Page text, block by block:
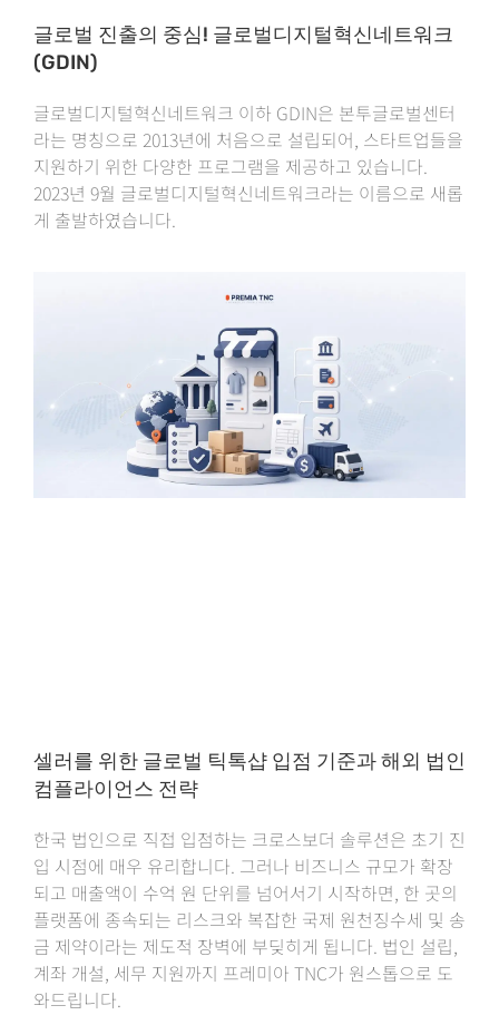
글로벌 진출의 중심! 글로벌디지털혁신네트워크
(GDIN)
글로벌디지털혁신네트워크 이하 GDIN은 본투글로벌센터
라는 명칭으로 2013년에 처음으로 설립되어, 스타트업들을
지원하기 위한 다양한 프로그램을 제공하고 있습니다.
2023년 9월 글로벌디지털혁신네트워크라는 이름으로 새롭
게 출발하였습니다.
셀러를 위한 글로벌 틱톡샵 입점 기준과 해외 법인
컴플라이언스 전략
한국 법인으로 직접 입점하는 크로스보더 솔루션은 초기 진
입 시점에 매우 유리합니다. 그러나 비즈니스 규모가 확장
되고 매출액이 수억 원 단위를 넘어서기 시작하면, 한 곳의
플랫폼에 종속되는 리스크와 복잡한 국제 원천징수세 및 송
금 제약이라는 제도적 장벽에 부딪히게 됩니다. 법인 설립,
계좌 개설, 세무 지원까지 프레미아 TNC가 원스톱으로 도
와드립니다.